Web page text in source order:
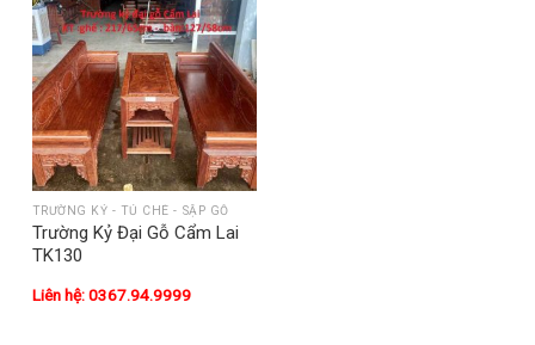
TRƯỜNG KỶ - TỦ CHÈ - SẬP GỖ
Trường Kỷ Đại Gỗ Cẩm Lai
TK130
Liên hệ: 0367.94.9999